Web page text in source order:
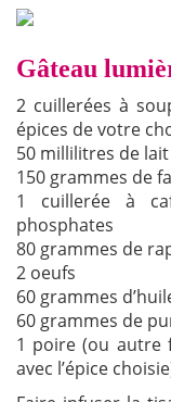
Gâteau
2 cuillerées à
épices de votre
50 millilitres de
150 grammes de
1 cuillerée à
phosphates
80 grammes de
2 oeufs
60 grammes
60 grammes de
1 poire (ou autre
avec l’épice